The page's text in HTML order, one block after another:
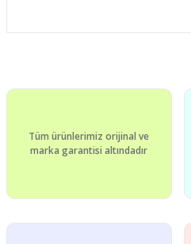
Görüş ve önerileriniz için teşekkür
Ürün resmi kalitesiz, bozuk
Tüm ürünlerimiz orijinal ve
marka garantisi altındadır